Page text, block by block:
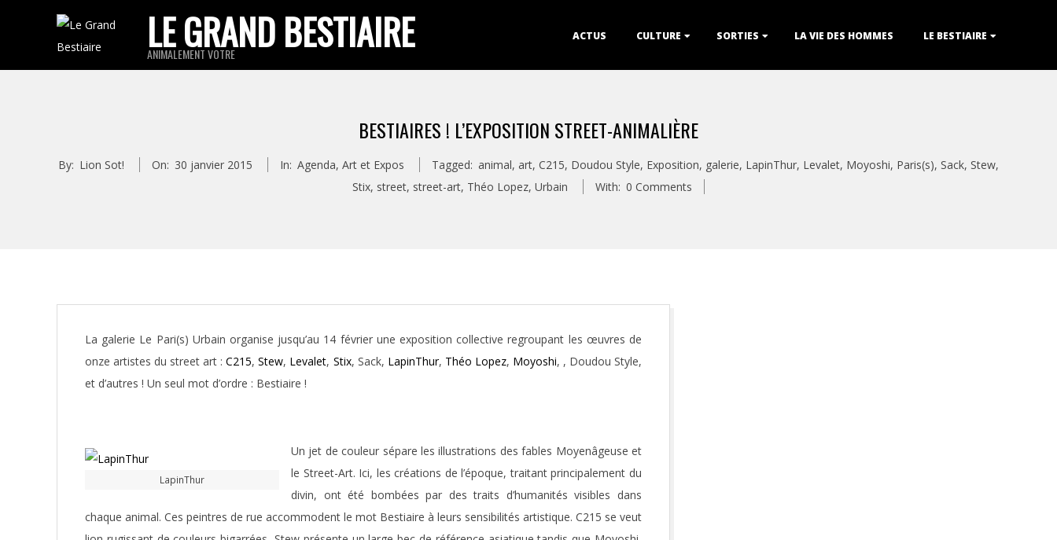
LE GRAND BESTIAIRE
ANIMALEMENT VOTRE
Menu
ACTUS CULTURE SORTIES LA VIE DES HOMMES LE BESTIAIRE
BESTIAIRES ! L’EXPOSITION STREET-ANIMALIÈRE
By: Lion Sot! On: 30 janvier 2015 In: Agenda, Art et Expos Tagged: animal, art, C215, Doudou Style, Exposition, galerie, LapinThur, Levalet, Moyoshi, Paris(s), Sack, Stew,
Stix, street, street-art, Théo Lopez, Urbain With: 0 Comments
La galerie Le Pari(s) Urbain organise jusqu’au 14 février une exposition collective regroupant les œuvres de
onze artistes du street art :C215,Stew, Levalet, Stix, Sack, LapinThur, Théo Lopez, Moyoshi, , Doudou Style,
et d’autres ! Un seul mot d’ordre : Bestiaire !
LapinThur
Un jet de couleur sépare les illustrations des fables Moyenâgeuse et
le Street-Art. Ici, les créations de l’époque, traitant principalement du
divin, ont été bombées par des traits d’humanités visibles dans
chaque animal. Ces peintres de rue accommodent le mot Bestiaire à leurs sensibilités artistique. C215 se veut